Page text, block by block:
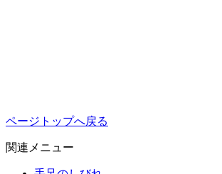
ページトップへ戻る
関連メニュー